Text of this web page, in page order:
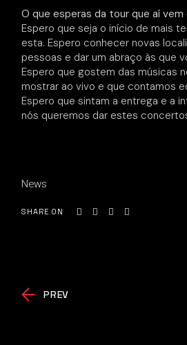
O que esperas da tour que aí
Espero que seja o início de mais
esta. Espero conhecer novas
pessoas e dar um abraço às que
Espero que gostem das músicas
mostrar ao vivo e que contamos
Espero que sintam a entrega e a
nós queremos dar estes
News
SHARE ON
PREV